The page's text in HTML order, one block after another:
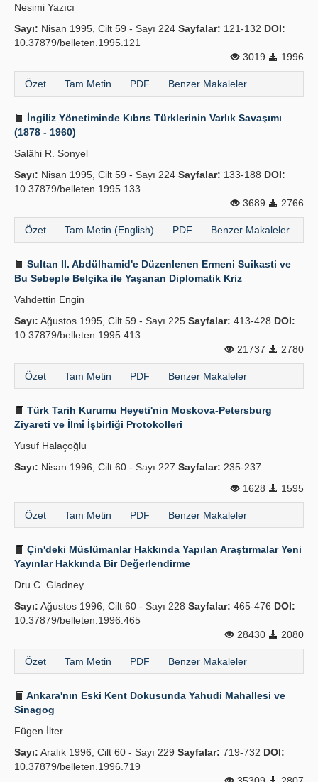
Nesimi Yazıcı
Sayı: Nisan 1995, Cilt 59 - Sayı 224 Sayfalar: 121-132 DOI:
10.37879/belleten.1995.121
3019
1996
Özet Tam Metin PDF Benzer Makaleler
İngiliz Yönetiminde Kıbrıs Türklerinin Varlık Savaşımı
(1878 - 1960)
Salâhi R. Sonyel
Sayı: Nisan 1995, Cilt 59 - Sayı 224 Sayfalar: 133-188 DOI:
10.37879/belleten.1995.133
3689
2766
Özet Tam Metin (English) PDF Benzer Makaleler
Sultan II. Abdülhamid'e Düzenlenen Ermeni Suikasti ve
Bu Sebeple Belçika ile Yaşanan Diplomatik Kriz
Vahdettin Engin
Sayı: Ağustos 1995, Cilt 59 - Sayı 225 Sayfalar: 413-428 DOI:
10.37879/belleten.1995.413
21737
2780
Özet Tam Metin PDF Benzer Makaleler
Türk Tarih Kurumu Heyeti'nin Moskova-Petersburg
Ziyareti ve İlmî İşbirliği Protokolleri
Yusuf Halaçoğlu
Sayı: Nisan 1996, Cilt 60 - Sayı 227 Sayfalar: 235-237
1628
1595
Özet Tam Metin PDF Benzer Makaleler
Çin'deki Müslümanlar Hakkında Yapılan Araştırmalar Yeni
Yayınlar Hakkında Bir Değerlendirme
Dru C. Gladney
Sayı: Ağustos 1996, Cilt 60 - Sayı 228 Sayfalar: 465-476 DOI:
10.37879/belleten.1996.465
28430
2080
Özet Tam Metin PDF Benzer Makaleler
Ankara'nın Eski Kent Dokusunda Yahudi Mahallesi ve
Sinagog
Fügen İlter
Sayı: Aralık 1996, Cilt 60 - Sayı 229 Sayfalar: 719-732 DOI:
10.37879/belleten.1996.719